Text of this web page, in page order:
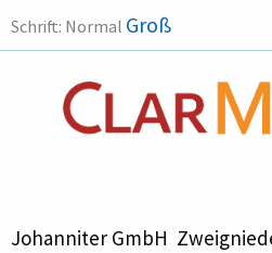
Schrift: Normal Groß
Johanniter GmbH 